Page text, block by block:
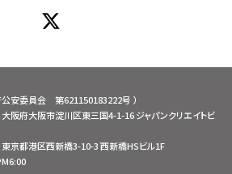
安委員会 第621150183222号 ）
府大阪市淀川区東三国4-1-16 ジャパンクリエイトビ
京都港区西新橋3-10-3 西新橋HSビル1F